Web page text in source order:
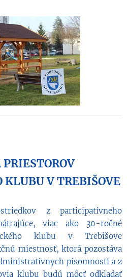
KLUBU V TREBIŠOVE
z participatívneho
viac ako 30-ročné
klubu v Trebišove
miestnosť, ktorá pozostáva
písomnosti a z
klubu budú môcť odkladať